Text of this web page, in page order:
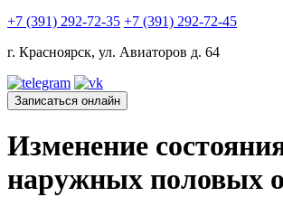
+7 (391) 292-72-35 +7 (391) 292-72-45
г. Красноярск, ул. Авиаторов д. 64
Записаться онлайн
Изменение
наружных половых